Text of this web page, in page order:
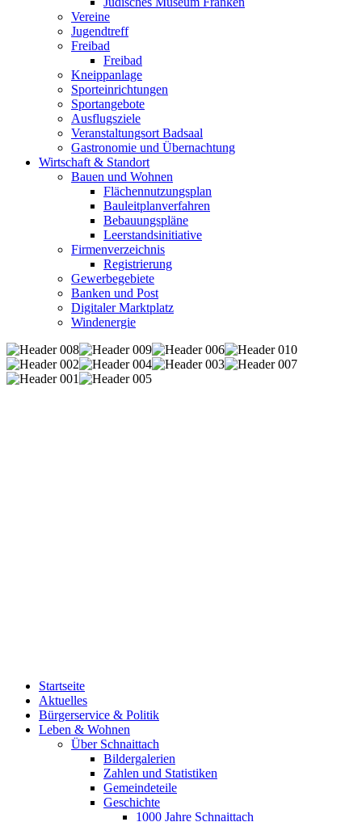
Vereine
Jugendtreff
Freibad
Freibad
Kneippanlage
Sporteinrichtungen
Sportangebote
Ausflugsziele
Veranstaltungsort Badsaal
Gastronomie und Übernachtung
Wirtschaft & Standort
Bauen und Wohnen
Flächennutzungsplan
Bauleitplanverfahren
Bebauungspläne
Leerstandsinitiative
Firmenverzeichnis
Registrierung
Gewerbegebiete
Banken und Post
Digitaler Marktplatz
Windenergie
Startseite
Aktuelles
Bürgerservice & Politik
Leben & Wohnen
Über Schnaittach
Bildergalerien
Zahlen und Statistiken
Gemeindeteile
Geschichte
1000 Jahre Schnaittach